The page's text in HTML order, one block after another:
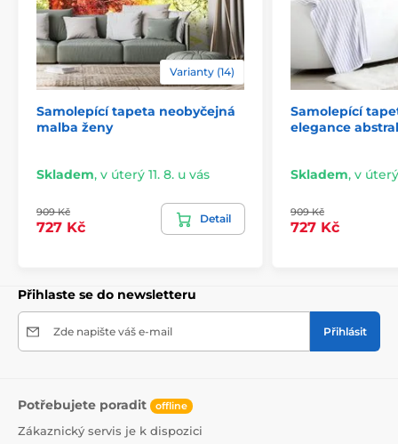
Použité barvy splňují přísné normy chemické
bezpečnosti a mají certifikace VOC a GREENGUARD
GOLD. Naše samolepicí tapety navíc neobsahují PVC a
lepidlo je založeno na vodní bázi.
Před aplikací se ujistěte, že je stěna hladká, čistá a
zbavená mastnoty i prachu. Pro ideální výsledek
zvládne ho každý. Odstranění tapety je rovněž
podrobný návod.
Varianty (14)
Samolepící tapeta neobyčejná
malba ženy
Skladem, v úterý 11. 8. u vás
909 Kč
727 Kč
Detail
Samolepící
elegance
Skladem, v úterý
909 Kč
727 Kč
Přihlaste se do newsletteru
Zde napište váš e-mail Přihlásit
Potřebujete poradit offline
Zákaznický servis je k dispozici